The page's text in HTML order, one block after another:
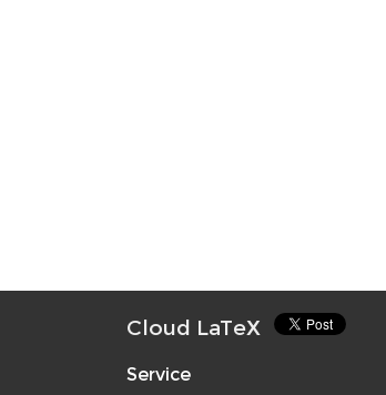
Cloud LaTeX
Service